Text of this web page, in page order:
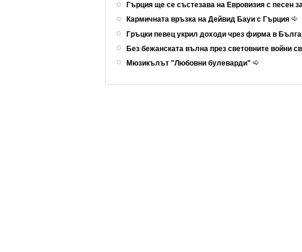
Гърция ще се състезава на Евровизия с песен
Кармичната връзка на Дейвид Бауи с Гърция
Гръцки певец укрил доходи чрез фирма в
Без бежанската вълна през световните войни
Мюзикълът "Любовни булеварди"